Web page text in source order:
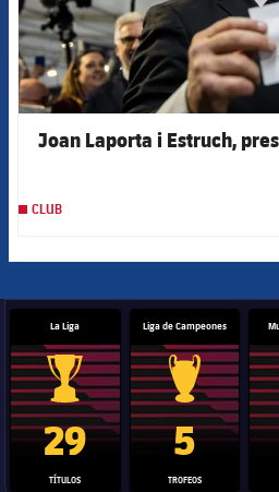
Joan Laporta i Estruch,
CLUB
La Liga
Trofeo de La Liga
29
TÍTULOS
Liga de Campeones
Trofeo de la
5
TROFEOS